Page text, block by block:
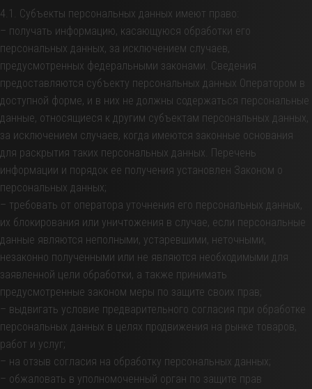
4.1. Субъекты персональных данных имеют право:
– получать информацию, касающуюся обработки его
персональных данных, за исключением случаев,
предусмотренных федеральными законами. Сведения
предоставляются субъекту персональных данных Оператором в
доступной форме, и в них не должны содержаться персональные
данные, относящиеся к другим субъектам персональных данных,
за исключением случаев, когда имеются законные основания
для раскрытия таких персональных данных. Перечень
информации и порядок ее получения установлен Законом о
персональных данных;
– требовать от оператора уточнения его персональных данных,
их блокирования или уничтожения в случае, если персональные
данные являются неполными, устаревшими, неточными,
незаконно полученными или не являются необходимыми для
заявленной цели обработки, а также принимать
предусмотренные законом меры по защите своих прав;
– выдвигать условие предварительного согласия при обработке
персональных данных в целях продвижения на рынке товаров,
работ и услуг;
– на отзыв согласия на обработку персональных данных;
– обжаловать в уполномоченный орган по защите прав